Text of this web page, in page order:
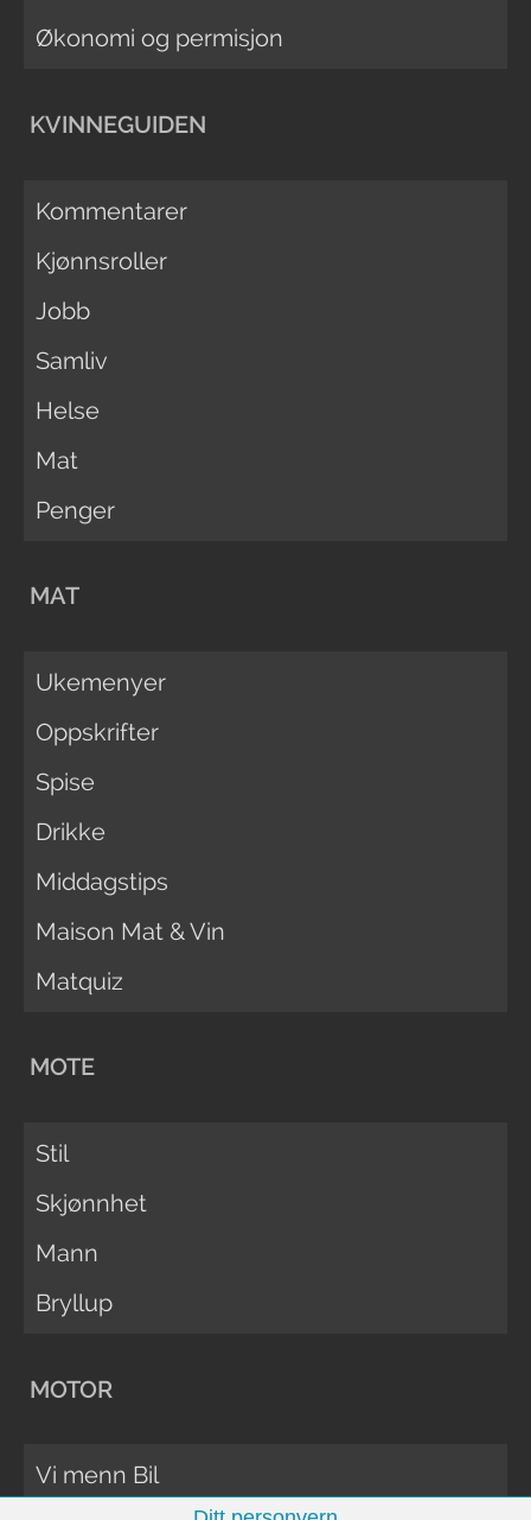
Økonomi og permisjon
KVINNEGUIDEN
Kommentarer
Kjønnsroller
Jobb
Samliv
Helse
Mat
Penger
MAT
Ukemenyer
Oppskrifter
Spise
Drikke
Middagstips
Maison Mat & Vin
Matquiz
MOTE
Stil
Skjønnhet
Mann
Bryllup
MOTOR
Vi menn Bil